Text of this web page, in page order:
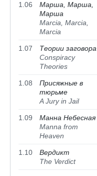
1.06
Марша, Марша,
Марша
Marcia, Marcia,
Marcia
1.07
Теории заговора
Conspiracy
Theories
1.08
Присяжные в
тюрьме
A Jury in Jail
1.09
Манна Небесная
Manna from
Heaven
1.10
Вердикт
The Verdict